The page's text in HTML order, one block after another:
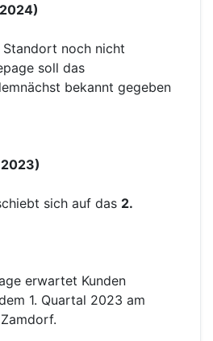
noch nicht
soll das
bekannt gegeben
sich auf das 2.
erwartet Kunden
1. Quartal 2023 am